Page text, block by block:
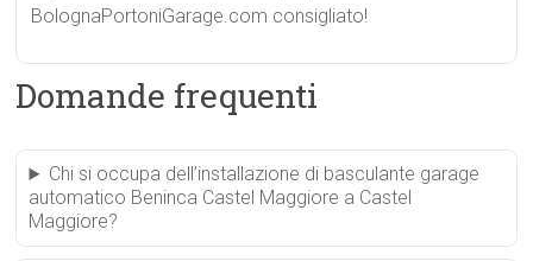
BolognaPortoniGarage.com consigliato!
Domande frequenti
Chi si occupa dell’installazione di basculante garage
automatico Beninca Castel Maggiore a Castel
Maggiore?